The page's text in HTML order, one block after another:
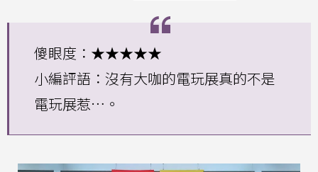
傻眼度：★★★★★
小編評語：沒有大咖的電玩展真的不是
電玩展惹…。